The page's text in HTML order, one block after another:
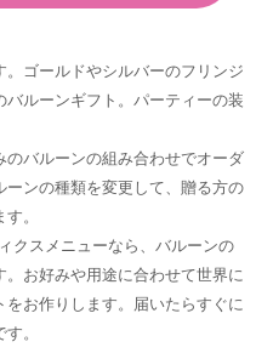
ゴールドやシルバーのフリンジ
ルーンギフト。パーティーの装
のバルーンの組み合わせでオーダ
ンの種類を変更して、贈る方の
。
クスメニューなら、バルーンの
お好みや用途に合わせて世界に
お作りします。届いたらすぐに
。